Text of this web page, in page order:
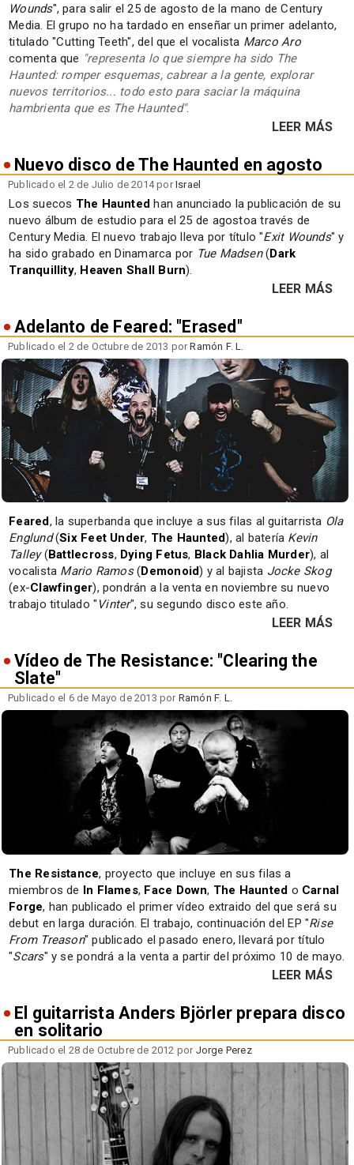
Wounds", para salir el 25 de agosto de la mano de Century
Media. El grupo no ha tardado en enseñar un primer adelanto,
titulado "Cutting Teeth", del que el vocalista Marco Aro
comenta que "representa lo que siempre ha sido The
Haunted: romper esquemas, cabrear a la gente, explorar
nuevos territorios... todo esto para saciar la máquina
hambrienta que es The Haunted".
LEER MÁS
Nuevo disco de The Haunted en agosto
Publicado el 2 de Julio de 2014 porIsrael
Los suecos The Haunted han anunciado la publicación de su
nuevo álbum de estudio para el 25 de agostoa través de
Century Media. El nuevo trabajo lleva por título "Exit Wounds" y
ha sido grabado en Dinamarca por Tue Madsen(Dark
Tranquillity, Heaven Shall Burn).
LEER MÁS
Adelanto de Feared: "Erased"
Publicado el 2 de Octubre de 2013 porRamón F. L.
Feared, la superbanda que incluye a sus filas al guitarrista Ola
Englund(Six Feet Under, The Haunted), al batería Kevin
Talley(Battlecross, Dying Fetus, Black Dahlia Murder), al
vocalista Mario Ramos(Demonoid) y al bajista Jocke Skog
(ex-Clawfinger), pondrán a la venta en noviembre su nuevo
trabajo titulado " Vinter", su segundo disco este año.
LEER MÁS
Vídeo de The Resistance: "Clearing the
Slate"
Publicado el 6 de Mayo de 2013 por Ramón F. L.
The Resistance, proyecto que incluye en sus filas a
miembros de
In Flames, Face Down, The Haunted o Carnal
Forge, han publicado el primer vídeo extraido del que será su
debut en larga duración. El trabajo, continuación del EP "Rise
From Treason" publicado el pasado enero, llevará por título
"Scars" y se pondrá a la venta a partir del próximo 10 de mayo.
LEER MÁS
El guitarrista Anders Björler prepara disco
en solitario
Publicado el 28 de Octubre de 2012 por Jorge Perez